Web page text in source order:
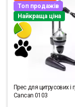
Топ продажів
Найкраща ціна
Прес для цитрусових і
Cancan 0103